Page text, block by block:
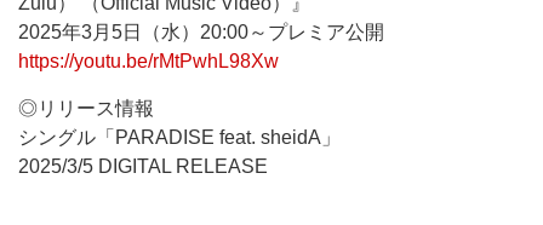
2025年3月5日（水）20:00～プレミア公開
https://youtu.be/rMtPwhL98Xw
◎リリース情報
シングル「PARADISE feat. sheidA」
2025/3/5 DIGITAL RELEASE